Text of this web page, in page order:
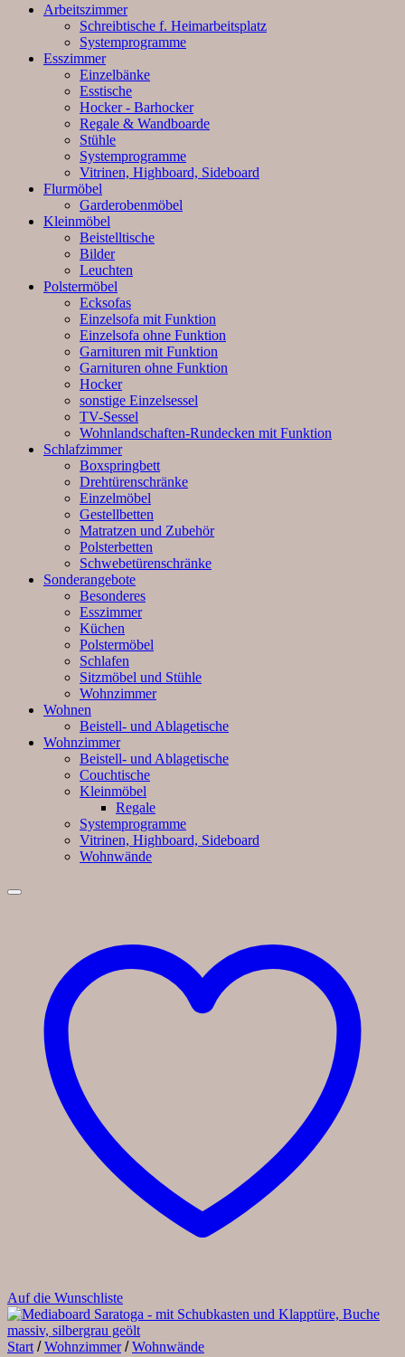
Arbeitszimmer
Schreibtische f. Heimarbeitsplatz
Systemprogramme
Esszimmer
Einzelbänke
Esstische
Hocker - Barhocker
Regale & Wandboarde
Stühle
Systemprogramme
Vitrinen, Highboard, Sideboard
Flurmöbel
Garderobenmöbel
Kleinmöbel
Beistelltische
Bilder
Leuchten
Polstermöbel
Ecksofas
Einzelsofa mit Funktion
Einzelsofa ohne Funktion
Garnituren mit Funktion
Garnituren ohne Funktion
Hocker
sonstige Einzelsessel
TV-Sessel
Wohnlandschaften-Rundecken mit Funktion
Schlafzimmer
Boxspringbett
Drehtürenschränke
Einzelmöbel
Gestellbetten
Matratzen und Zubehör
Polsterbetten
Schwebetürenschränke
Sonderangebote
Besonderes
Esszimmer
Küchen
Polstermöbel
Schlafen
Sitzmöbel und Stühle
Wohnzimmer
Wohnen
Beistell- und Ablagetische
Wohnzimmer
Beistell- und Ablagetische
Couchtische
Kleinmöbel
Regale
Systemprogramme
Vitrinen, Highboard, Sideboard
Wohnwände
Auf die Wunschliste
Start / Wohnzimmer / Wohnwände